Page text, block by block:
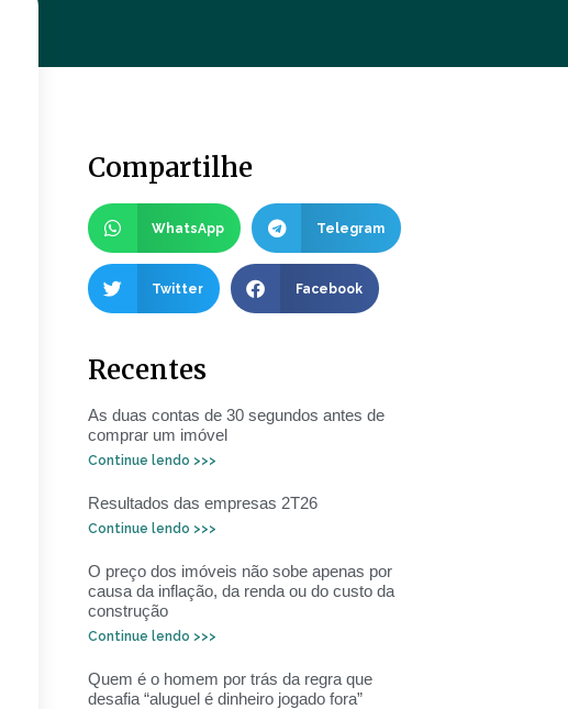
Compartilhe
WhatsApp Telegram
Twitter Facebook
Recentes
As duas contas de 30 segundos antes de
comprar um imóvel
Continue lendo >>>
Resultados das empresas 2T26
Continue lendo >>>
O preço dos imóveis não sobe apenas por
causa da inflação, da renda ou do custo da
construção
Continue lendo >>>
Quem é o homem por trás da regra que
desafia “aluguel é dinheiro jogado fora”